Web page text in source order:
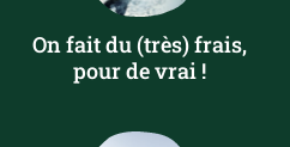
On fait du (très) frais,
pour de vrai !